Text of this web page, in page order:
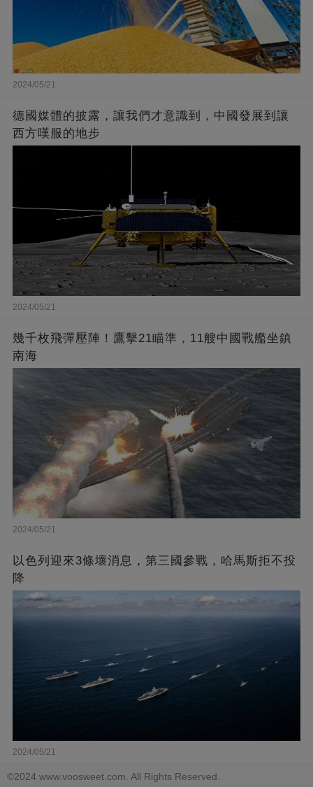
2024/05/21
德國媒體的披露，讓我們才意識到，中國發展到讓
西方嘆服的地步
2024/05/21
幾千枚飛彈壓陣！鷹擊21瞄準，11艘中國戰艦坐鎮
南海
2024/05/21
以色列迎來3條壞消息，第三國參戰，哈馬斯拒不投
降
2024/05/21
©2024 www.voosweet.com. All Rights Reserved.